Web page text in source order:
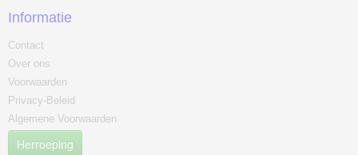
Informatie
Contact
Over ons
Voorwaarden
Privacy-Beleid
Algemene Voorwaarden
Herroeping